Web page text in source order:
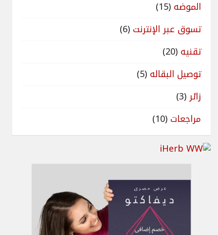
الموضه (15)
تسوق عبر الإنترنت (6)
تقنيه (20)
توصيل البقاله (5)
زائر(3)
مراجعات (10)